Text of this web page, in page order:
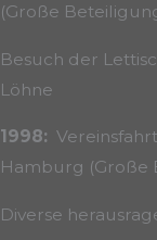
(Große
Besuch der
Löhne
1998:
Hamburg (Große
Diverse